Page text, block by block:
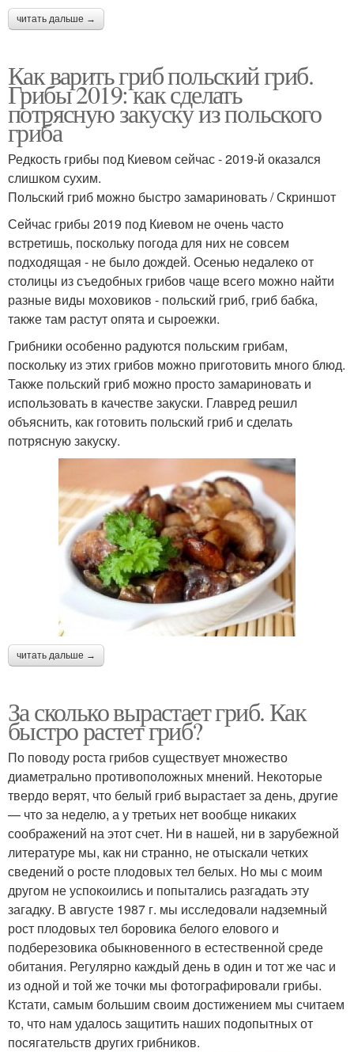
читать дальше →
Как варить гриб польский гриб.
Грибы 2019: как сделать
потрясную закуску из польского
гриба
Редкость грибы под Киевом сейчас - 2019-й оказался
слишком сухим.
Польский гриб можно быстро замариновать / Скриншот
Сейчас грибы 2019 под Киевом не очень часто
встретишь, поскольку погода для них не совсем
подходящая - не было дождей. Осенью недалеко от
столицы из съедобных грибов чаще всего можно найти
разные виды моховиков - польский гриб, гриб бабка,
также там растут опята и сыроежки.
Грибники особенно радуются польским грибам,
поскольку из этих грибов можно приготовить много блюд.
Также польский гриб можно просто замариновать и
использовать в качестве закуски. Главред решил
объяснить, как готовить польский гриб и сделать
потрясную закуску.
читать дальше →
За сколько вырастает гриб. Как
быстро растет гриб?
По поводу роста грибов существует множество
диаметрально про­тивоположных мнений. Некоторые
твердо верят, что белый гриб вырастает за день, другие
— что за неделю, а у третьих нет вообще никаких
соображений на этот счет. Ни в нашей, ни в зарубежной
ли­тературе мы, как ни странно, не отыскали четких
сведений о росте плодовых тел белых. Но мы с моим
другом не успокоились и попытались разгадать эту
загадку. В августе 1987 г. мы исследовали надземный
рост плодовых тел боровика белого елового и
подберезовика обыкновенного в естественной среде
обитания. Ре­гулярно каждый день в один и тот же час и
из одной и той же точки мы фотографировали грибы.
Кстати, самым большим своим достиже­нием мы считаем
то, что нам удалось защитить наших подопытных от
посягательств других грибников.